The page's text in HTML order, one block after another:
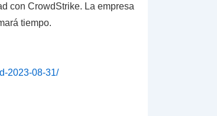
con CrowdStrike. La empresa
tiempo.
2023-08-31/